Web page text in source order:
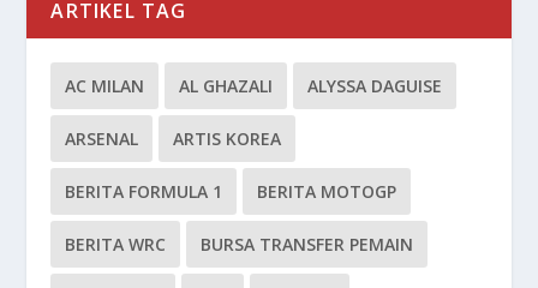
ARTIKEL TAG
AC MILAN AL GHAZALI ALYSSA DAGUISE
ARSENAL ARTIS KOREA
BERITA FORMULA 1 BERITA MOTOGP
BERITA WRC BURSA TRANSFER PEMAIN